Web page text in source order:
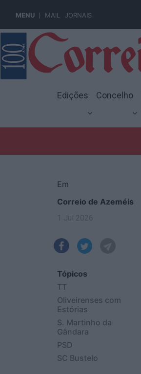
MENU MAIL JORNAIS
Edições Concelho
Em
Correio de Azeméis
Tópicos
TT
Oliveirenses com
Estórias
S. Martinho da
Gândara
PSD
SC Bustelo